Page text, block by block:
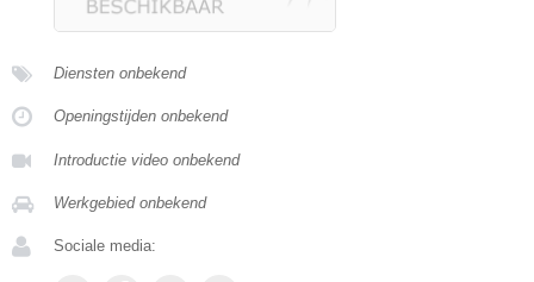
Diensten onbekend
Openingstijden onbekend
Introductie video onbekend
Werkgebied onbekend
Sociale media: